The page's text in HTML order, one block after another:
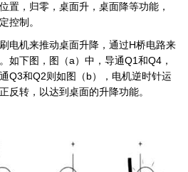
置，归零，桌面升，桌面降等功能，
控制。
电机来推动桌面升降，通过H桥电路来
如下图，图（a）中，导通Q1和Q4，
Q3和Q2则如图（b），电机逆时针运
反转，以达到桌面的升降功能。